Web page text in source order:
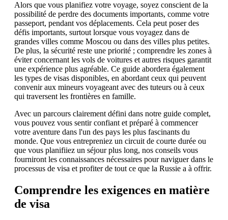
Alors que vous planifiez votre voyage, soyez conscient de la
possibilité de perdre des documents importants, comme votre
passeport, pendant vos déplacements. Cela peut poser des
défis importants, surtout lorsque vous voyagez dans de
grandes villes comme Moscou ou dans des villes plus petites.
De plus, la sécurité reste une priorité ; comprendre les zones à
éviter concernant les vols de voitures et autres risques garantit
une expérience plus agréable. Ce guide abordera également
les types de visas disponibles, en abordant ceux qui peuvent
convenir aux mineurs voyageant avec des tuteurs ou à ceux
qui traversent les frontières en famille.
Avec un parcours clairement défini dans notre guide complet,
vous pouvez vous sentir confiant et préparé à commencer
votre aventure dans l'un des pays les plus fascinants du
monde. Que vous entrepreniez un circuit de courte durée ou
que vous planifiiez un séjour plus long, nos conseils vous
fourniront les connaissances nécessaires pour naviguer dans le
processus de visa et profiter de tout ce que la Russie a à offrir.
Comprendre les exigences en matière
de visa